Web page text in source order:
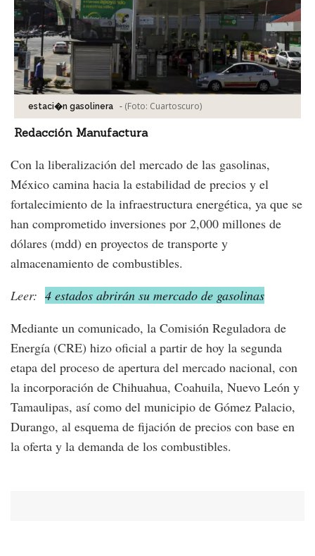
estaci�n gasolinera - (Foto: Cuartoscuro)
Redacción Manufactura
Con la liberalización del mercado de las gasolinas,
México camina hacia la estabilidad de precios y el
fortalecimiento de la infraestructura energética, ya que se
han comprometido inversiones por 2,000 millones de
dólares (mdd) en proyectos de transporte y
almacenamiento de combustibles.
Leer: 4 estados abrirán su mercado de gasolinas
Mediante un comunicado, la Comisión Reguladora de
Energía (CRE) hizo oficial a partir de hoy la segunda
etapa del proceso de apertura del mercado nacional, con
la incorporación de Chihuahua, Coahuila, Nuevo León y
Tamaulipas, así como del municipio de Gómez Palacio,
Durango, al esquema de fijación de precios con base en
la oferta y la demanda de los combustibles.